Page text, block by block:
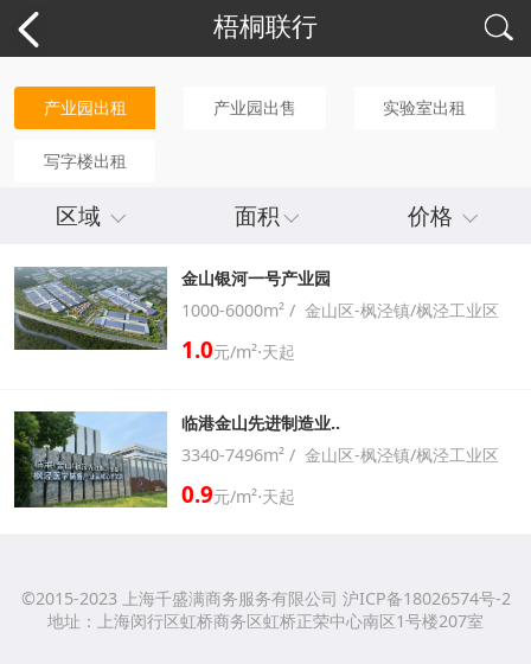
梧桐联行
产业园出租 产业园出售 实验室出租
写字楼出租
区域 面积 价格
金山银河一号产业园
1000-6000m² / 金山区-枫泾镇/枫泾工业区
1.0元/m²⋅天起
临港金山先进制造业..
3340-7496m² / 金山区-枫泾镇/枫泾工业区
0.9元/m²⋅天起
©2015-2023 上海千盛满商务服务有限公司 沪ICP备18026574号-2
地址：上海闵行区虹桥商务区虹桥正荣中心南区1号楼207室